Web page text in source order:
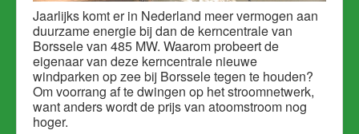
Jaarlijks komt er in Nederland meer vermogen aan
duurzame energie bij dan de kerncentrale van
Borssele van 485 MW. Waarom probeert de
eigenaar van deze kerncentrale nieuwe
windparken op zee bij Borssele tegen te houden?
Om voorrang af te dwingen op het stroomnetwerk,
want anders wordt de prijs van atoomstroom nog
hoger.